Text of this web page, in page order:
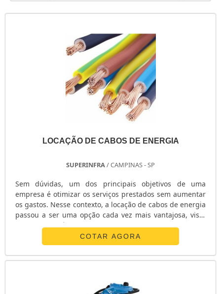
LOCAÇÃO DE CABOS DE ENERGIA
SUPERINFRA/ CAMPINAS - SP
Sem dúvidas, um dos principais objetivos de uma
empresa é otimizar os serviços prestados sem aumentar
os gastos. Nesse contexto, a locação de cabos de energia
passou a ser uma opção cada vez mais vantajosa, visto
que os acessórios apresentam alta qualidade com um
preço justo. INFORMAÇÕES ADICIONAIS SOBRE O
ACESSÓRIO No atual mercado, a fabricação e utilização
dos cabos de energia devem seguir rigorosas regras
COTAR AGORA